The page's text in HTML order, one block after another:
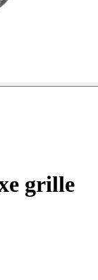
grille